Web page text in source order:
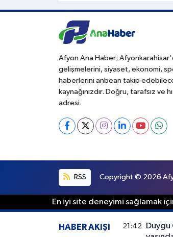
Afyon Ana Haber;
gelişmelerini, siyaset, ekonomi,
haberlerini anbean takip
kaynağınızdır. Doğru, tarafsız ve
adresi.
RSS Copyright © 2026
En iyi site deneyimi sağlamak
HABER AKIŞI 21:42
Duygu